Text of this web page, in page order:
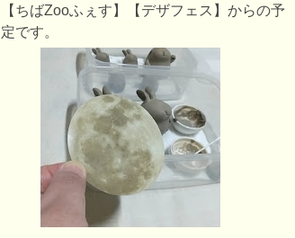
【ちばZooふぇす】【デザフェス】からの予
定です。